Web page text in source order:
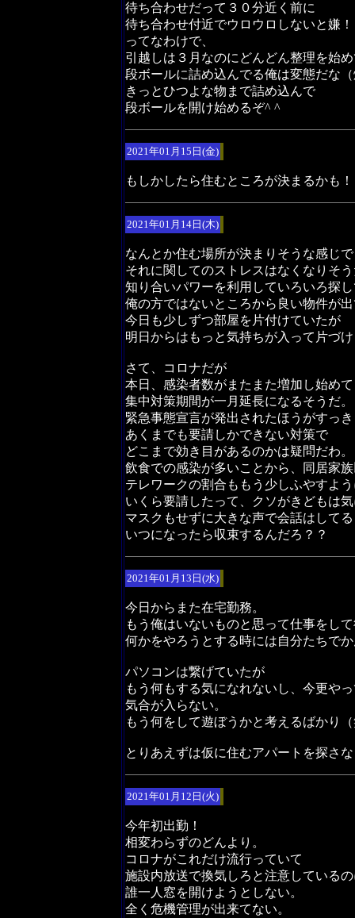
待ち合わせだって３０分近く前に
待ち合わせ付近でウロウロしないと嫌！
ってなわけで、
引越しは３月なのにどんどん整理を始
段ボールに詰め込んでる俺は変態だな
きっとひつよな物まで詰め込んで
段ボールを開け始めるぞ^ ^
2021年01月15日(金)
もしかしたら住むところが決まるかも！
2021年01月14日(木)
なんとか住む場所が決まりそうな感じで
それに関してのストレスはなくなりそ
知り合いパワーを利用していろいろ探
俺の方ではないところから良い物件が
今日も少しずつ部屋を片付けていたが
明日からはもっと気持ちが入って片づ
さて、コロナだが
本日、感染者数がまたまた増加し始め
集中対策期間が一月延長になるそうだ。
緊急事態宣言が発出されたほうがすっ
あくまでも要請しかできない対策で
どこまで効き目があるのかは疑問だわ。
飲食での感染が多いことから、同居家
テレワークの割合ももう少しふやすよ
いくら要請したって、クソがきどもは
マスクもせずに大きな声で会話はして
いつになったら収束するんだろ？？
2021年01月13日(水)
今日からまた在宅勤務。
もう俺はいないものと思って仕事をし
何かをやろうとする時には自分たちで
パソコンは繋げていたが
もう何もする気になれないし、今更や
気合が入らない。
もう何をして遊ぼうかと考えるばかり
とりあえずは仮に住むアパートを探さ
2021年01月12日(火)
今年初出勤！
相変わらずのどんより。
コロナがこれだけ流行っていて
施設内放送で換気しろと注意している
誰一人窓を開けようとしない。
全く危機管理が出来てない。